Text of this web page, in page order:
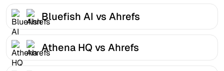
Bluefish AI vs Ahrefs
Athena HQ vs Ahrefs